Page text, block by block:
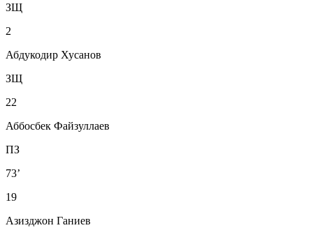
ЗЩ
2
Абдукодир Хусанов
ЗЩ
22
Аббосбек Файзуллаев
ПЗ
73’
19
Азизджон Ганиев